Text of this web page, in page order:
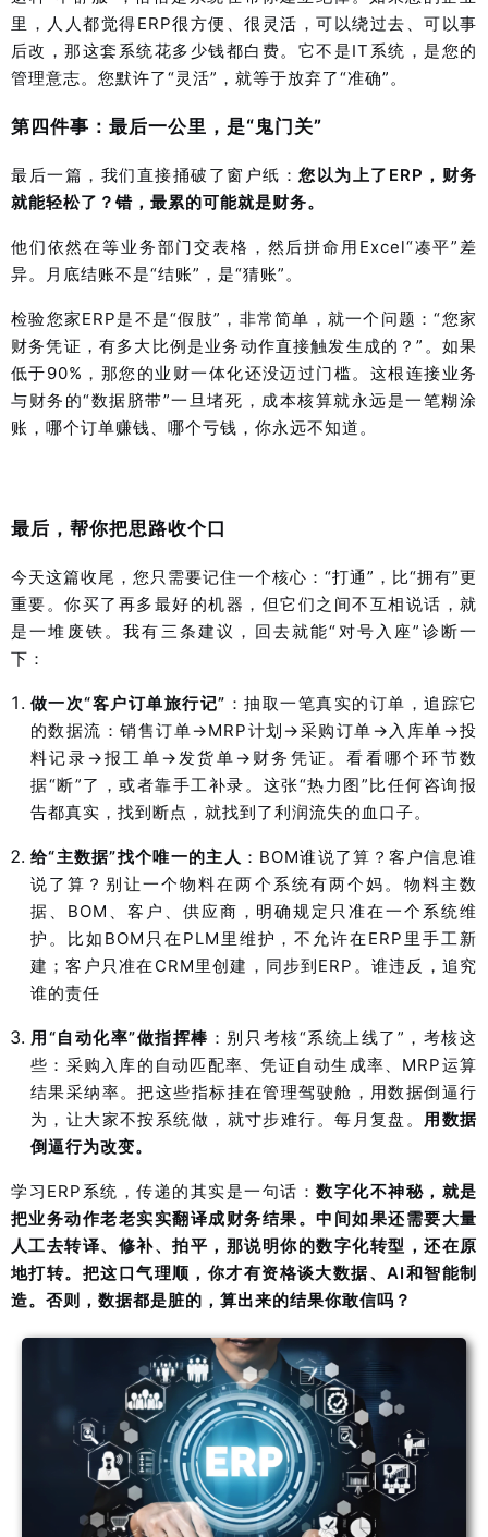
里，人人都觉得ERP很方便、很灵活，可以绕过去、可以事
后改，那这套系统花多少钱都白费。它不是IT系统，是您的
管理意志。您默许了“灵活”，就等于放弃了“准确”。
第四件事：最后一公里，是“鬼门关”
最后一篇，我们直接捅破了窗户纸： 您以为上了ERP，财务
就能轻松了？错，最累的可能就是财务。
他们依然在等业务部门交表格，然后拼命用Excel“凑平”差
异。月底结账不是“结账”，是“猜账”。
检验您家ERP是不是“假肢”，非常简单，就一个问题：“您家
财务凭证，有多大比例是业务动作直接触发生成的？”。如果
低于90%，那您的业财一体化还没迈过门槛。这根连接业务
与财务的“数据脐带”一旦堵死，成本核算就永远是一笔糊涂
账，哪个订单赚钱、哪个亏钱，你永远不知道。
最后，帮你把思路收个口
今天这篇收尾，您只需要记住一个核心：“打通”，比“拥有”更
重要。你买了再多最好的机器，但它们之间不互相说话，就
是一堆废铁。我有三条建议，回去就能“对号入座”诊断一
下：
做一次“客户订单旅行记” ：抽取一笔真实的订单，追踪它
的数据流：销售订单→MRP计划→采购订单→入库单→投
料记录→报工单→发货单→财务凭证。看看哪个环节数
据“断”了，或者靠手工补录。这张“热力图”比任何咨询报
告都真实，找到断点，就找到了利润流失的血口子。
给“主数据”找个唯一的主人 ：BOM谁说了算？客户信息谁
说了算？别让一个物料在两个系统有两个妈。 物料主数
据、BOM、客户、供应商，明确规定只准在一个系统维
护。比如BOM只在 PLM 里维护，不允许在ERP里手工新
建；客户只准在CRM里创建，同步到ERP。谁违反，追究
谁的责任
用“自动化率”做指挥棒 ： 别只考核“系统上线了”，考核这
些：采购入库的自动匹配率、凭证自动生成率、MRP运算
结果采纳率。把这些指标挂在管理驾驶舱，用数据倒逼行
为，让大家不按系统做，就寸步难行。每月复盘。 用数据
倒逼行为改变。
学习 ERP系统 ，传递的其实是一句话： 数字化不神秘，就是
把业务动作老老实实翻译成财务结果。中间如果还需要大量
人工去转译、修补、拍平，那说明你的数字化转型，还在原
地打转。把这口气理顺，你才有资格谈大数据、AI和智能制
造。否则，数据都是脏的，算出来的结果你敢信吗？